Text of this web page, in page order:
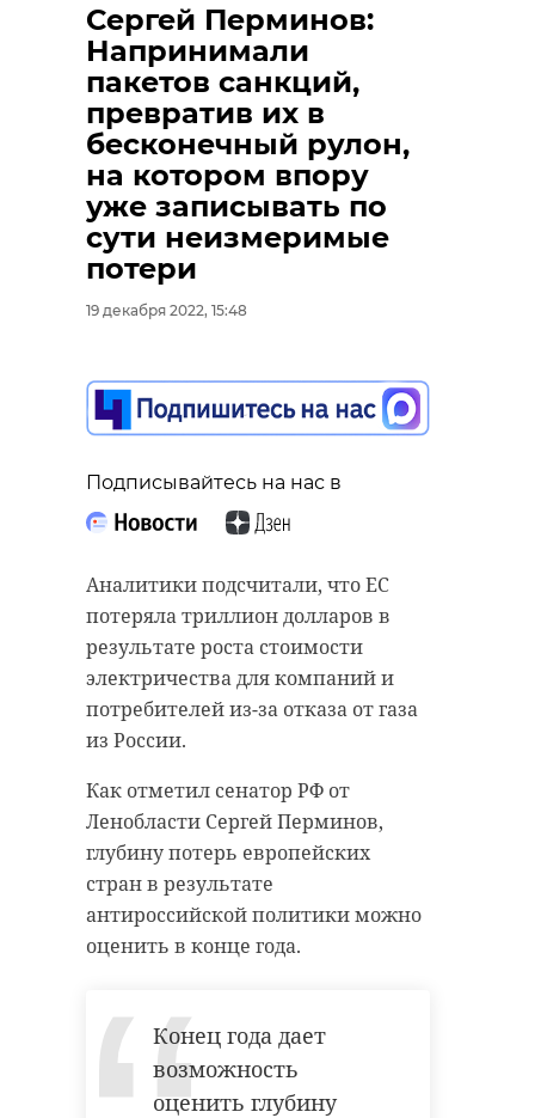
Сергей Перминов:
Напринимали
пакетов санкций,
превратив их в
бесконечный рулон,
на котором впору
уже записывать по
сути неизмеримые
потери
19 декабря 2022, 15:48
Подписывайтесь на нас в
Аналитики подсчитали, что ЕС
потеряла триллион долларов в
результате роста стоимости
электричества для компаний и
потребителей из-за отказа от газа
из России.
Как отметил сенатор РФ от
Ленобласти Сергей Перминов,
глубину потерь европейских
стран в результате
антироссийской политики можно
оценить в конце года.
Конец года дает
возможность
оценить глубину